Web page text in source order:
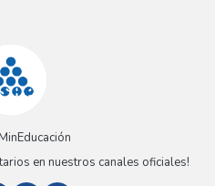
en nuestros canales oficiales!